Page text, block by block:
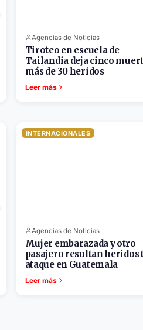
Agencias de Noticias
Tiroteo en escuela de
Tailandia deja cinco
más de 30 heridos
Leer más
INTERNACIONALES
Agencias de Noticias
Mujer embarazada y otro
pasajero resultan heridos
ataque en Guatemala
Leer más